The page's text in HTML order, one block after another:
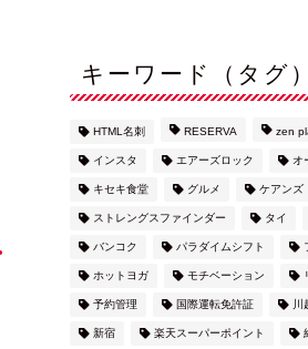
キーワード（タグ）
HTML名刺 RESERVA zen
インスタ エアーズロック オ
キセキ食堂 グルメ ケアンズ
ストレングスファインダー タイ
バンコク パラダイムシフト
ホットヨガ モチベーション
予約管理 国際運転免許証 川
新宿 楽天スーパーポイント